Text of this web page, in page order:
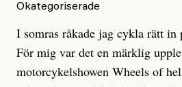
Okategoriserade
I somras råkade jag cykla rätt
För mig var det en märklig
motorcykelshowen Wheels of